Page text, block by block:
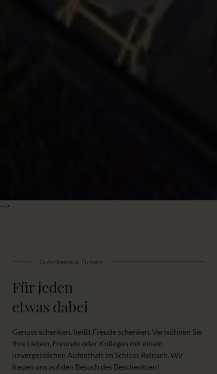
-->
Gutscheine & Tickets
Für jeden
etwas dabei
Genuss schenken, heißt Freude schenken. Verwöhnen Sie
Ihre Lieben, Freunde oder Kollegen mit einem
unvergesslichen Aufenthalt im Schloss Reinach. Wir
freuen uns auf den Besuch des Beschenkten!